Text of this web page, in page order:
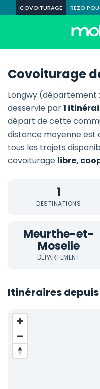
COVOITURAGE REZO
Covoiturage
Longwy
desservie par1
départ de cette
distance moyenne est
tous les trajets
covoiturage libre,
1
DESTINATIONS
Meurthe-et-
Moselle
DÉPARTEMENT
Itinéraires